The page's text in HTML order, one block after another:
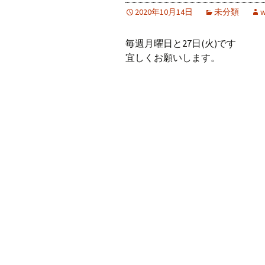
2020年10月14日 未分類
毎週月曜日と27日(火)です
宜しくお願いします。